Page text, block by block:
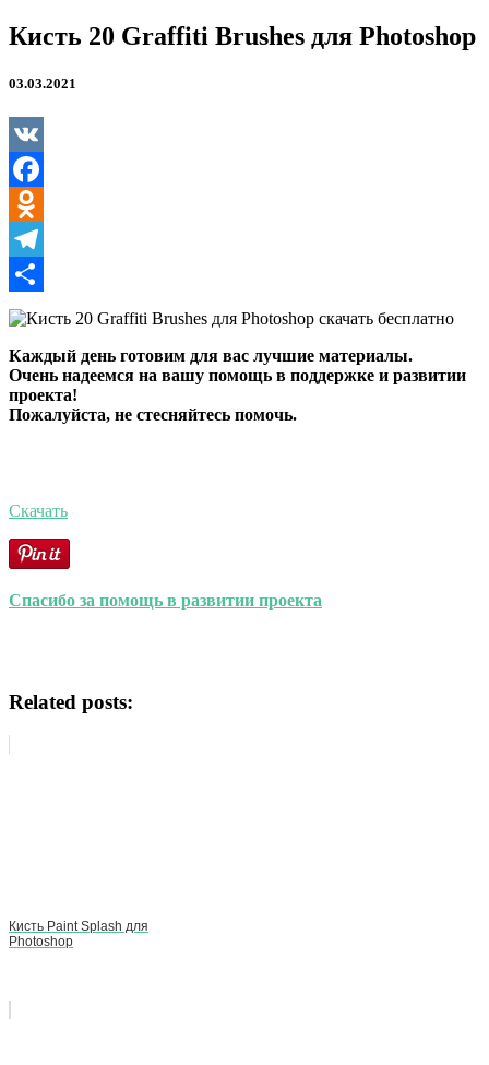
Кисть
20
Brushes
Photoshop
Кисть 20 Graffiti Brushes для Photoshop
03.03.2021
VK
Facebook
Odnoklassniki
Telegram
Отправить
Каждый день готовим для вас лучшие материалы.
Очень надеемся на вашу помощь в поддержке и развитии
проекта!
Пожалуйста, не стесняйтесь помочь.
Скачать
Спасибо за помощь в развитии проекта
Related posts:
Кисть Paint Splash для
Photoshop